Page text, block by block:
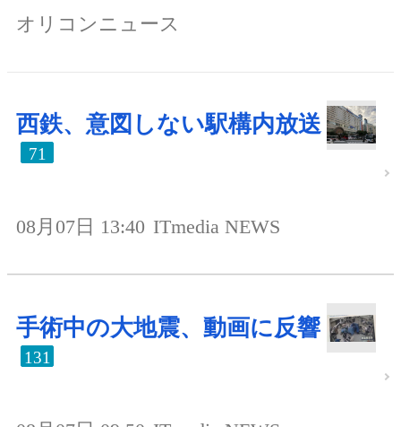
オリコンニュース
西鉄、意図しない駅構内放送
71
08月07日 13:40 ITmedia NEWS
手術中の大地震、動画に反響
131